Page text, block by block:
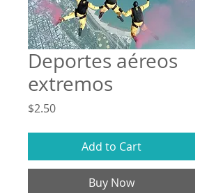
Deportes aéreos
extremos
$2.50Price
Add to Cart
Buy Now